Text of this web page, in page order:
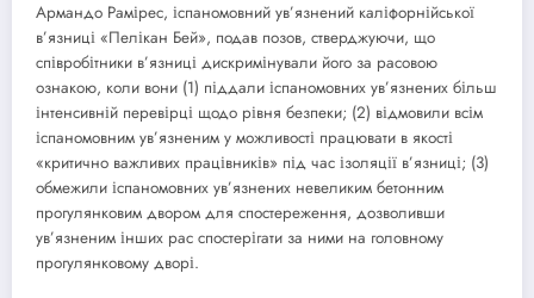
Армандо Рамірес, іспаномовний ув’язнений каліфорнійської
в’язниці «Пелікан Бей», подав позов, стверджуючи, що
співробітники в’язниці дискримінували його за расовою
ознакою, коли вони (1) піддали іспаномовних ув’язнених більш
інтенсивній перевірці щодо рівня безпеки; (2) відмовили всім
іспаномовним ув’язненим у можливості працювати в якості
«критично важливих працівників» під час ізоляції в’язниці; (3)
обмежили іспаномовних ув’язнених невеликим бетонним
прогулянковим двором для спостереження, дозволивши
ув’язненим інших рас спостерігати за ними на головному
прогулянковому дворі.